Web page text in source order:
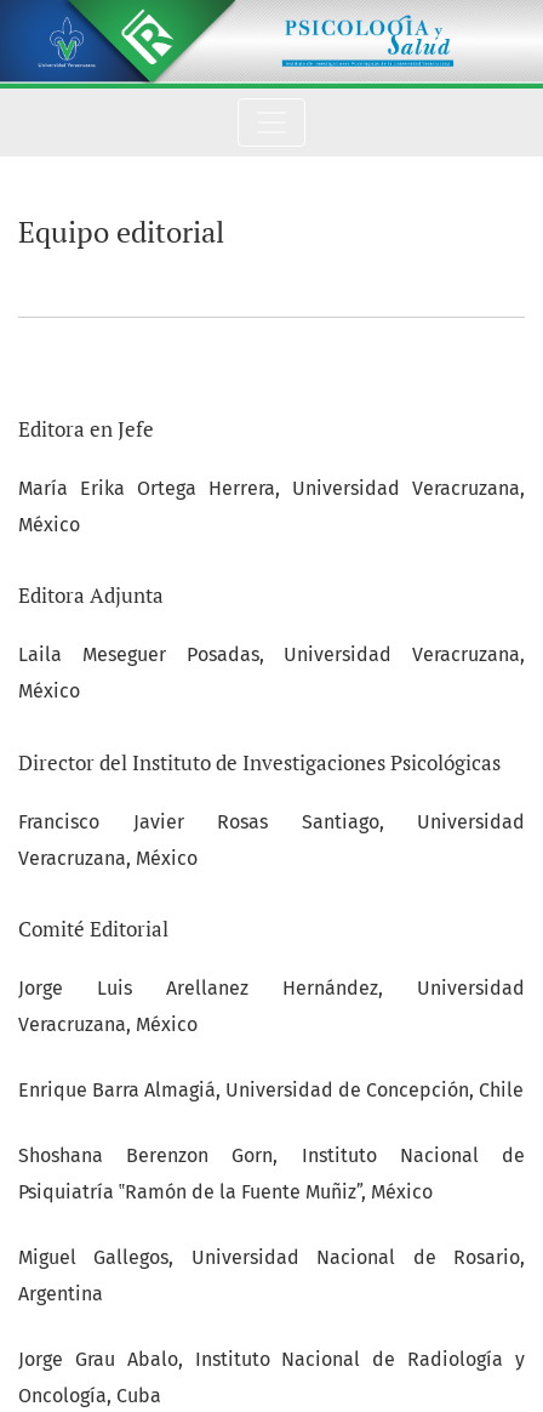
Equipo editorial
Equipo editorial
Editora en Jefe
María Erika Ortega Herrera, Universidad Veracruzana,
México
Editora Adjunta
Laila Meseguer Posadas, Universidad Veracruzana,
México
Director del Instituto de Investigaciones Psicológicas
Francisco Javier Rosas Santiago, Universidad
Veracruzana, México
Comité Editorial
Jorge Luis Arellanez Hernández, Universidad
Veracruzana, México
Enrique Barra Almagiá, Universidad de Concepción, Chile
Shoshana Berenzon Gorn, Instituto Nacional de
Psiquiatría ‟Ramón de la Fuente Muñizˮ, México
Miguel Gallegos, Universidad Nacional de Rosario,
Argentina
Jorge Grau Abalo, Instituto Nacional de Radiología y
Oncología, Cuba